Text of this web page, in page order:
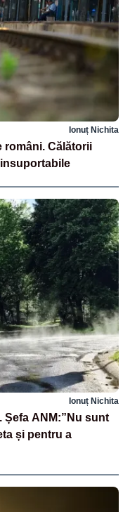
Ionuț Nichita
români. Călătorii
Ionuț Nichita
Șefa ANM:”Nu sunt
și pentru a